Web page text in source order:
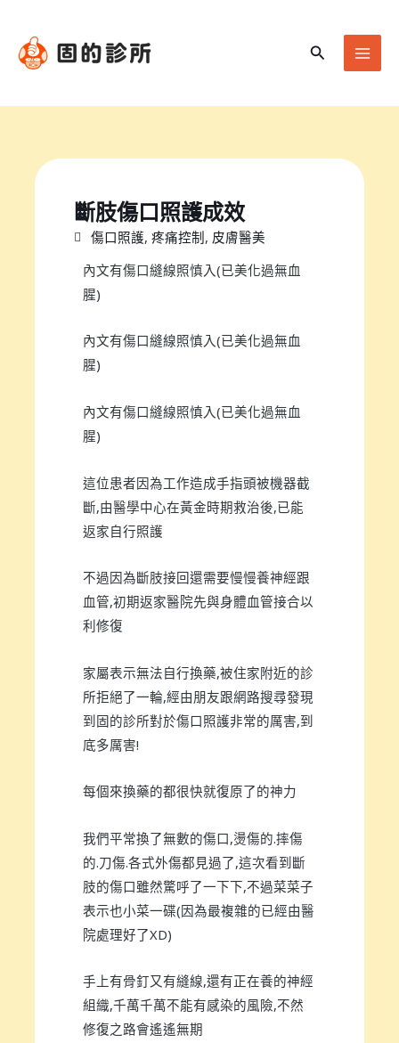
內
搜
斷肢傷口照護成效
傷口照護, 疼痛控制, 皮膚醫美
內文有傷口縫線照慎入(已美化過無血
腥)
內文有傷口縫線照慎入(已美化過無血
腥)
內文有傷口縫線照慎入(已美化過無血
腥)
這位患者因為工作造成手指頭被機器截
斷,由醫學中心在黃金時期救治後,已能
返家自行照護
不過因為斷肢接回還需要慢慢養神經跟
血管,初期返家醫院先與身體血管接合以
利修復
家屬表示無法自行換藥,被住家附近的診
所拒絕了一輪,經由朋友跟網路搜尋發現
到固的診所對於傷口照護非常的厲害,到
底多厲害!
每個來換藥的都很快就復原了的神力
我們平常換了無數的傷口,燙傷的.摔傷
的.刀傷.各式外傷都見過了,這次看到斷
肢的傷口雖然驚呼了一下下,不過菜菜子
表示也小菜一碟(因為最複雜的已經由醫
院處理好了XD)
手上有骨釘又有縫線,還有正在養的神經
組織,千萬千萬不能有感染的風險,不然
修復之路會遙遙無期